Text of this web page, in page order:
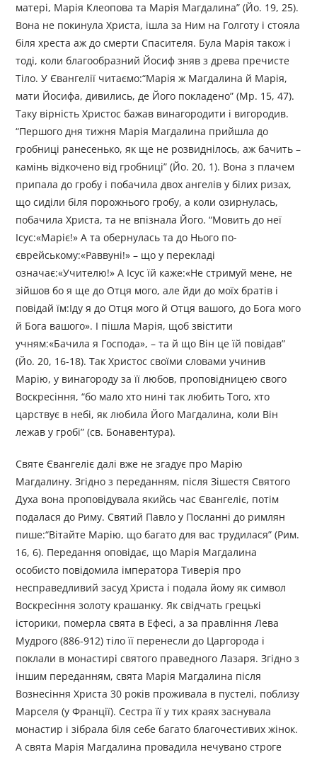
матері, Марія Клеопова та Марія Магдалина” (Йо. 19, 25).
Вона не покинула Христа, ішла за Ним на Голготу і стояла
біля хреста аж до смерти Спасителя. Була Марія також і
тоді, коли благообразний Йосиф зняв з древа пречисте
Тіло. У Євангелії читаємо:“Марія ж Магдалина й Марія,
мати Йосифа, дивились, де Його покладено” (Мр. 15, 47).
Таку вірність Христос бажав винагородити і вигородив.
“Першого дня тижня Марія Магдалина прийшла до
гробниці ранесенько, як ще не розвиднілось, аж бачить –
камінь відкочено від гробниці” (Йо. 20, 1). Вона з плачем
припала до гробу і побачила двох ангелів у білих ризах,
що сиділи біля порожнього гробу, а коли озирнулась,
побачила Христа, та не впізнала Його. “Мовить до неї
Ісус:«Маріє!» А та обернулась та до Нього по-
єврейському:«Раввуні!» – що у перекладі
означає:«Учителю!» А Ісус їй каже:«Не стримуй мене, не
зійшов бо я ще до Отця мого, але йди до моїх братів і
повідай їм:Іду я до Отця мого й Отця вашого, до Бога мого
й Бога вашого». І пішла Марія, щоб звістити
учням:«Бачила я Господа», – та й що Він це їй повідав”
(Йо. 20, 16-18). Так Христос своїми словами учинив
Марію, у винагороду за її любов, проповідницею свого
Воскресіння, “бо мало хто нині так любить Того, хто
царствує в небі, як любила Його Магдалина, коли Він
лежав у гробі” (св. Бонавентура).
Святе Євангеліє далі вже не згадує про Марію
Магдалину. Згідно з переданням, після Зішестя Святого
Духа вона проповідувала якийсь час Євангеліє, потім
подалася до Риму. Святий Павло у Посланні до римлян
пише:“Вітайте Марію, що багато для вас трудилася” (Рим.
16, 6). Передання оповідає, що Марія Магдалина
особисто повідомила імператора Тиверія про
несправедливий засуд Христа і подала йому як символ
Воскресіння золоту крашанку. Як свідчать грецькі
історики, померла свята в Ефесі, а за правління Лева
Мудрого (886-912) тіло її перенесли до Царгорода і
поклали в монастирі святого праведного Лазаря. Згідно з
іншим переданням, свята Марія Магдалина після
Вознесіння Христа 30 років проживала в пустелі, поблизу
Марселя (у Франції). Сестра її у тих краях заснувала
монастир і зібрала біля себе багато благочестивих жінок.
А свята Марія Магдалина провадила нечувано строге